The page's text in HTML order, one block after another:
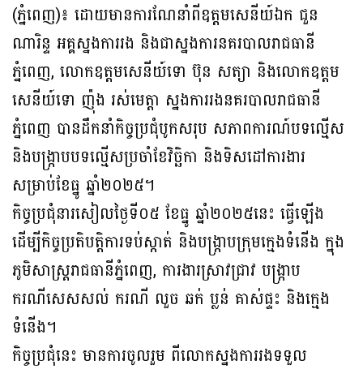
(ភ្នំពេញ)៖ ដោយមានការណែនាំពីឧត្តមសេនីយ៍ឯក ជួន
ណារិន្ទ អគ្គស្នងការរង និងជាស្នងការនគរបាលរាជធានី
ភ្នំពេញ, លោកឧត្តមសេនីយ៍ទោ ប៊ុន សត្យា និងលោកឧត្តម
សេនីយ៍ទោ ញ៉ុង រស់មេត្តា ស្នងការរងនគរបាលរាជធានី
ភ្នំពេញ បានដឹកនាំកិច្ចប្រជុំបូកសរុប សភាពការណ៍បទល្មើស
និងបង្ក្រាបបទល្មើសប្រចាំខែវិច្ឆិកា និងទិសដៅការងារ
សម្រាប់ខែធ្នូ ឆ្នាំ២០២៥។
កិច្ចប្រជុំនារសៀលថ្ងៃទី០៥ ខែធ្នូ ឆ្នាំ២០២៥នេះ ធ្វើឡើង
ដើម្បីកិច្ចប្រតិបត្តិការទប់ស្កាត់ និងបង្ក្រាបក្រុមក្មេងទំនើង ក្នុង
ភូមិសាស្ត្ររាជធានីភ្នំពេញ, ការងារស្រាវជ្រាវ បង្ក្រាប
ករណីសេសសល់ ករណី លួច ឆក់ ប្លន់ គាស់ផ្ទះ និងក្មេង
ទំនើង។
កិច្ចប្រជុំនេះ មានការចូលរួម ពីលោកស្នងការរងទទួល